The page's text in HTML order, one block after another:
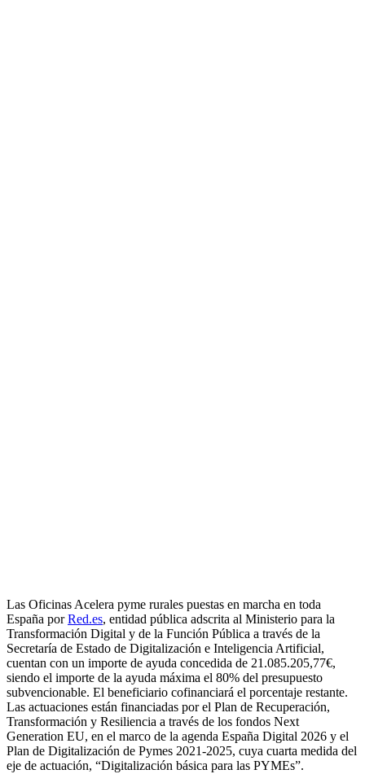
Las Oficinas Acelera pyme rurales puestas en marcha en toda
España porRed.es, entidad pública adscrita al Ministerio para la
Transformación Digital y de la Función Pública a través de la
Secretaría de Estado de Digitalización e Inteligencia Artificial,
cuentan con un importe de ayuda concedida de 21.085.205,77€,
siendo el importe de la ayuda máxima el 80% del presupuesto
subvencionable. El beneficiario cofinanciará el porcentaje restante.
Las actuaciones están financiadas por el Plan de Recuperación,
Transformación y Resiliencia a través de los fondos Next
Generation EU, en el marco de la agenda España Digital 2026 y el
Plan de Digitalización de Pymes 2021-2025, cuya cuarta medida del
eje de actuación, “Digitalización básica para las PYMEs”.